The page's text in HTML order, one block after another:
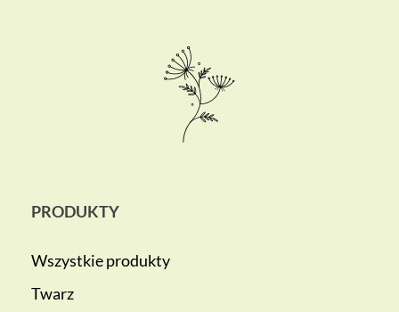
PRODUKTY
Wszystkie produkty
Twarz